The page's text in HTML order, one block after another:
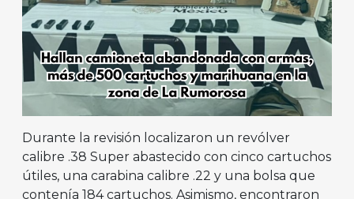
Durante la revisión localizaron un revólver
calibre .38 Super abastecido con cinco cartuchos
útiles, una carabina calibre .22 y una bolsa que
contenía 184 cartuchos. Asimismo, encontraron